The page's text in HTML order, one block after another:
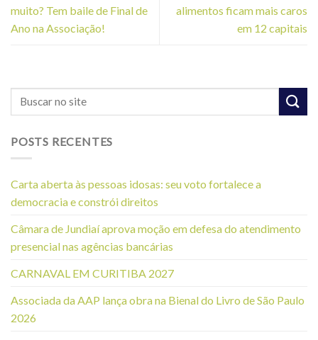
muito? Tem baile de Final de
Ano na Associação!
alimentos ficam mais caros
em 12 capitais
POSTS RECENTES
Carta aberta às pessoas idosas: seu voto fortalece a
democracia e constrói direitos
Câmara de Jundiaí aprova moção em defesa do atendimento
presencial nas agências bancárias
CARNAVAL EM CURITIBA 2027
Associada da AAP lança obra na Bienal do Livro de São Paulo
2026